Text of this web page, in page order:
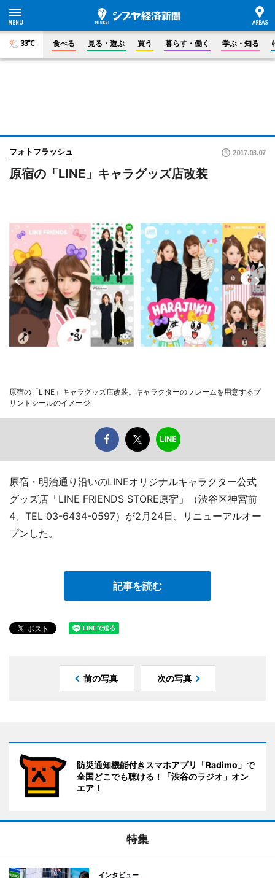
33°C 食べる 見る・遊ぶ 買う 暮らす・働く 学ぶ・知る
フォトフラッシュ 2017.03.07
原宿の「LINE」キャラグッズ店改装
原宿の「LINE」キャラグッズ店改装。キャラクターのフレームを用意するプ
リントシールのイメージ
原宿・明治通り沿いのLINEオリジナルキャラクター公式
グッズ店「LINE FRIENDS STORE原宿」（渋谷区神宮前
4、TEL 03-6434-0597）が2月24日、リニューアルオー
プンした。
記事を読む
前の写真 次の写真
防災通知機能付きスマホアプリ「Radimo」で
全国どこでも聴ける！「渋谷のラジオ」オン
エア！
特集
インタビュー